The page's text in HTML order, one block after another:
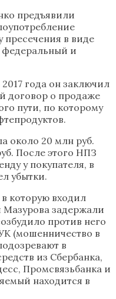
предъявили
в виде
федеральный и
года он заключил
договор о продаже
пути, по которому
около 20 млн руб.
После этого НПЗ
у покупателя, в
убытки.
которую входил
задержали
против него
(мошенничество в
в
из Сбербанка,
Промсвязьбанка и
находится в